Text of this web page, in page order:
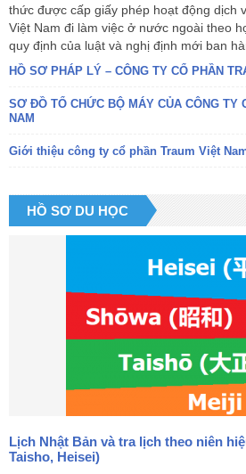
thức được cấp giấy phép hoạt động dịch
Việt Nam đi làm việc ở nước ngoài theo
quy định của luật và nghị định mới ban
HỒ SƠ PHÁP LÝ – CÔNG TY CỔ PHẦN
SƠ ĐỒ TỔ CHỨC BỘ MÁY CỦA CÔNG TY
NAM
Giới thiệu công ty cổ phần Traum Việt
HỒ SƠ DU HỌC
Lịch Nhật Bản và tra lịch theo niên
Taisho, Heisei)